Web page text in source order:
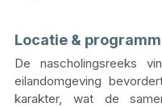
Locatie &
De nascholingsreeks
eilandomgeving
karakter, wat de